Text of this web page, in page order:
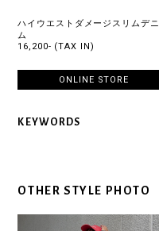
ハイウエストダメージスリムデニ
ム
16,200- (TAX IN)
ONLINE STORE
KEYWORDS
OTHER STYLE PHOTO